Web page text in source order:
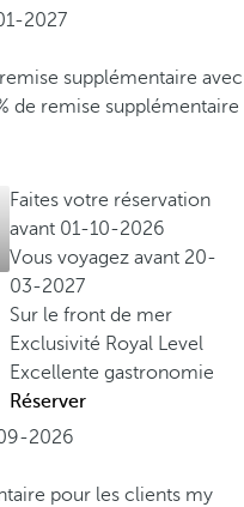
2027
supplémentaire avec
de remise supplémentaire
Faites votre réservation
avant 01-10-2026
Vous voyagez avant 20-
03-2027
Sur le front de mer
Exclusivité Royal Level
Excellente gastronomie
Réserver
2026
pour les clients my